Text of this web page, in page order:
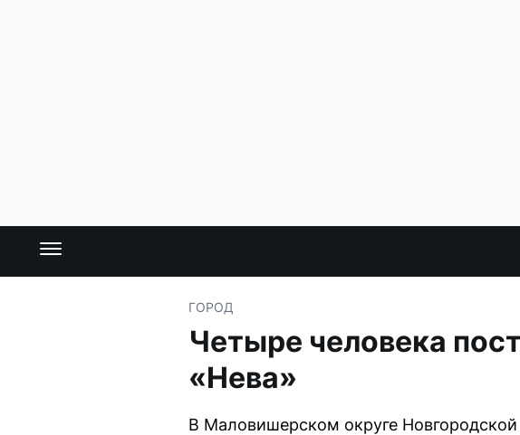
ГОРОД
Четыре человека
«Нева»
В Маловишерском округе